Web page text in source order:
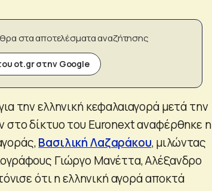
στα αποτελέσματα αναζήτησης
ot.gr στην Google
την ελληνική κεφαλαιαγορά μετά την
στο δίκτυο του Euronext αναφέρθηκε η
Βασιλική Λαζαράκου, μιλώντας
Γιώργο Μανέττα, Αλέξανδρο
ότι η ελληνική αγορά αποκτά